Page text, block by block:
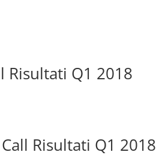
Risultati Q1 2018
Risultati Q1 2018